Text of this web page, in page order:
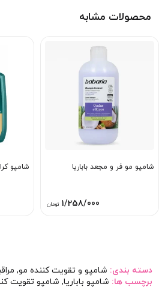
محصولات مشابه
شامپو مو فر و مجعد باباریا
1/258/000 تومان
شامپو
دسته بندی: شامپو و تقویت کننده مو,
برچسب ها: شامپو باباریا, شامپو تقویت